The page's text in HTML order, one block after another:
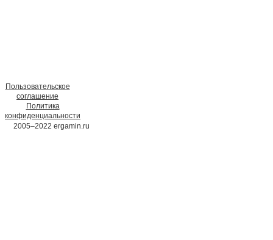
Пользовательское
соглашение
Политика
конфиденциальности
2005–2022 ergamin.ru